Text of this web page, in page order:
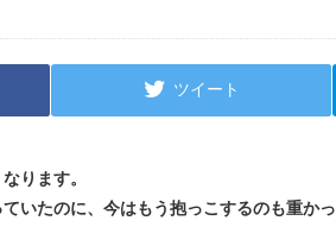
ツイート
ります。
いたのに、今はもう抱っこするのも重か